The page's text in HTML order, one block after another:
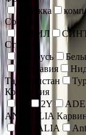
дорожка
Состав
АКРИЛ
Страна
Беларусь
Молдавия
Таджикистан
Коллекция
2Y
ANATOLIA
ANTALIA